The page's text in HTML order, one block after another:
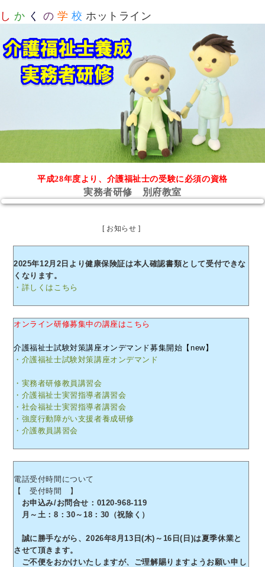
し か く の 学 校 ホットライン
平成28年度より、介護福祉士の受験に必須の資格
実務者研修 別府教室
[ お知らせ ]
2025年12月2日より健康保険証は本人確認書類として受付できな
くなります。
・詳しくはこちら
オンライン研修募集中の講座はこちら
介護福祉士試験対策講座オンデマンド募集開始【new】
・介護福祉士試験対策講座オンデマンド
・実務者研修教員講習会
・介護福祉士実習指導者講習会
・社会福祉士実習指導者講習会
・強度行動障がい支援者養成研修
・介護教員講習会
電話受付時間について
【 受付時間 】
お申込み/お問合せ：0120-968-119
月～土：8：30～18：30（祝除く）
誠に勝手ながら、2026年8月13日(木)～16日(日)は夏季休業と
させて頂きます。
ご不便をおかけいたしますが、ご理解賜りますようお願い申し